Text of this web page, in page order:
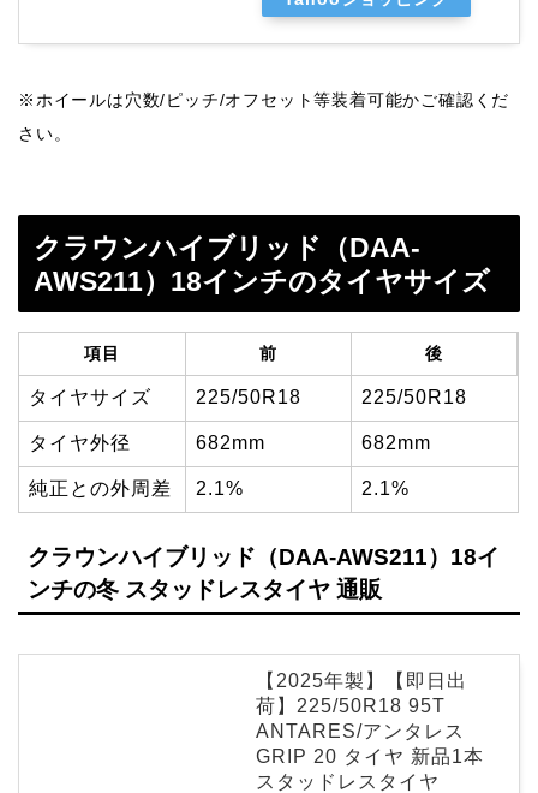
※ホイールは穴数/ピッチ/オフセット等装着可能かご確認くだ
さい。
クラウンハイブリッド（DAA-
AWS211）18インチのタイヤサイズ
項目 前 後
タイヤサイズ 225/50R18 225/50R18
タイヤ外径 682mm 682mm
純正との外周差 2.1% 2.1%
クラウンハイブリッド（DAA-AWS211）18イ
ンチの冬 スタッドレスタイヤ 通販
【2025年製】【即日出
荷】225/50R18 95T
ANTARES/アンタレス
GRIP 20 タイヤ 新品1本
スタッドレスタイヤ